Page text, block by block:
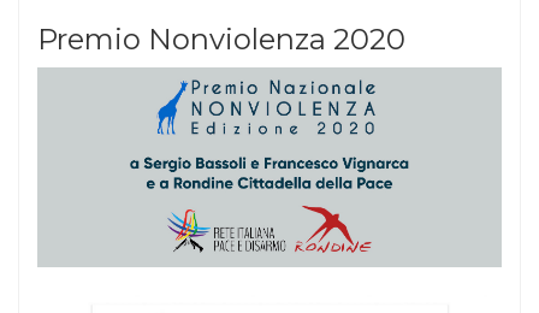
Premio Nonviolenza 2020